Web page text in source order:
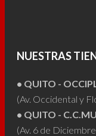
NUESTRAS
• QUITO -
(Av. Occidental y
• QUITO -
(Av. 6 de